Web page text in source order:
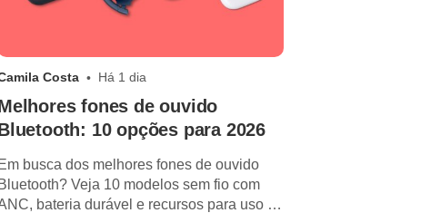
Costa Há 1 dia
fones de ouvido
10 opções para 2026
Em busca dos melhores fones de ouvido
Bluetooth? Veja 10 modelos sem fio com
bateria durável e recursos para uso no